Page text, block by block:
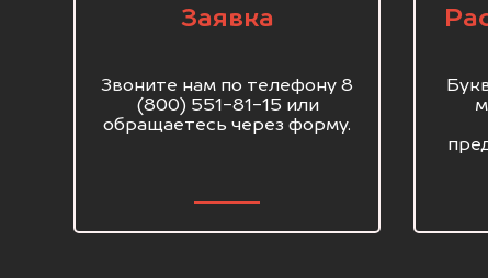
Заявка
Звоните нам по телефону 8
(800) 551-81-15 или
обращаетесь через форму.